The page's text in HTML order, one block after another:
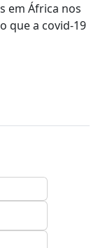
em África nos
que a covid-19